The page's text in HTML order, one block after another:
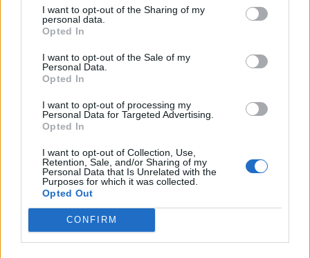
I want to opt-out of the Sharing of my
personal data.
Opted In
I want to opt-out of the Sale of my
Personal Data.
Opted In
I want to opt-out of processing my
Personal Data for Targeted Advertising.
Opted In
I want to opt-out of Collection, Use,
Retention, Sale, and/or Sharing of my
Personal Data that Is Unrelated with the
Purposes for which it was collected.
Opted Out
CONFIRM
VÍCE OD AUTORA
Zpravodajství
Většina koupališť na Příbramsku nabízí
výborné podmínky. Horší voda je jen na
Živohošti
Zpravodajství
Příbram modernizuje parkovací automaty.
Přibudou i tři nové poblíž Svaté Hory
Středočeský kraj upravil pravidla soutěže.
Obce nově získají body i za předcházení
vzniku odpadu